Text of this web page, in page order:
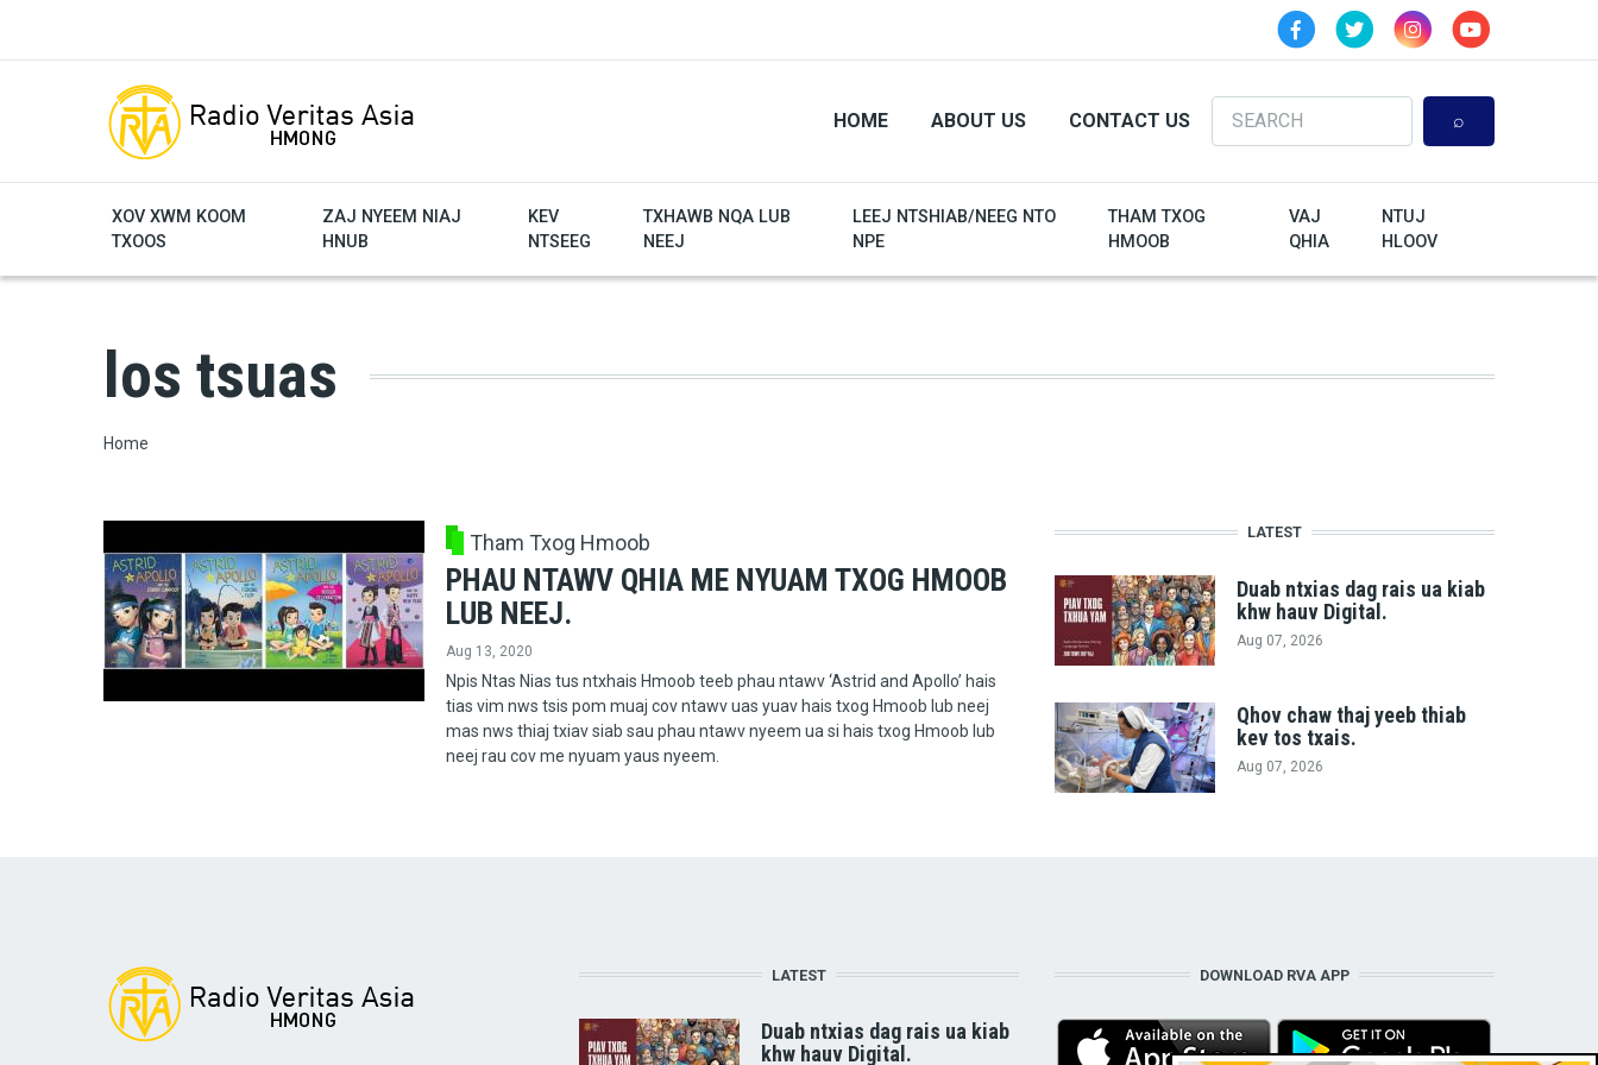
HOME ABOUT US CONTACT US
Search
XOV XWM KOOM
TXOOS
ZAJ NYEEM NIAJ
HNUB
KEV
NTSEEG
TXHAWB NQA LUB
NEEJ
LEEJ NTSHIAB/NEEG NTO
NPE
THAM TXOG
HMOOB
VAJ
QHIA
NTUJ
HLOOV
los tsuas
Breadcrumb
Home
Tham Txog Hmoob
PHAU NTAWV QHIA ME NYUAM TXOG HMOOB
LUB NEEJ.
Aug 13, 2020
Npis Ntas Nias tus ntxhais Hmoob teeb phau ntawv ‘Astrid and Apollo’ hais
tias vim nws tsis pom muaj cov ntawv uas yuav hais txog Hmoob lub neej
mas nws thiaj txiav siab sau phau ntawv nyeem ua si hais txog Hmoob lub
neej rau cov me nyuam yaus nyeem.
LATEST
Duab ntxias dag rais ua kiab
khw hauv Digital.
Aug 07, 2026
Qhov chaw thaj yeeb thiab
kev tos txais.
Aug 07, 2026
LATEST
Duab ntxias dag rais ua kiab
khw hauv Digital.
DOWNLOAD RVA APP